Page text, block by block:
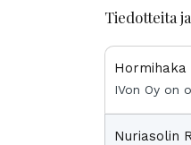
Tiedotteita
Hormihaka
IVon Oy on
Nuriasolin